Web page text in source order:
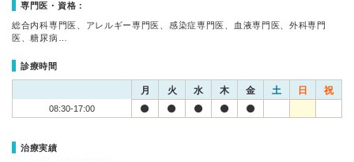
専門医・資格：
総合内科専門医、アレルギー専門医、感染症専門医、血液専門医、外科専門
医、糖尿病…
診療時間
月 火 水 木 金 土 日 祝
08:30-17:00
治療実績